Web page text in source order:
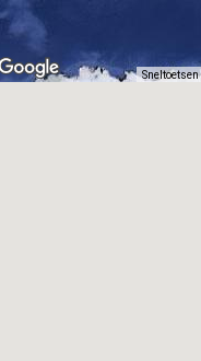
Sneltoetsen